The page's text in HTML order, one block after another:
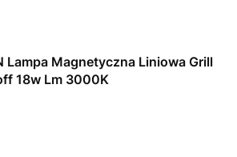
Magnetyczna Liniowa Grill
18w Lm 3000K